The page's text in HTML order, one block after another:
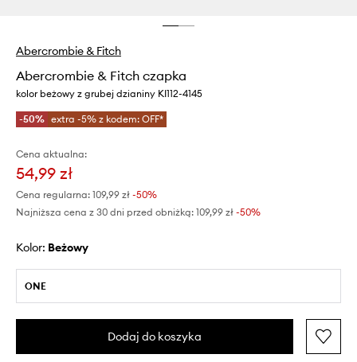
Abercrombie & Fitch
Abercrombie & Fitch czapka
kolor beżowy z grubej dzianiny KI112-4145
-50% extra -5% z kodem: OFF*
Cena aktualna:
54,99 zł
Cena regularna: 109,99 zł -50%
Najniższa cena z 30 dni przed obniżką: 109,99 zł -50%
Kolor: beżowy
ONE
Dodaj do koszyka